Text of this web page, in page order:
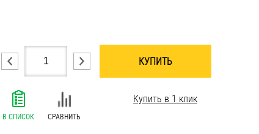
КУПИТЬ
В СПИСОК СРАВНИТЬ
Купить в 1 клик